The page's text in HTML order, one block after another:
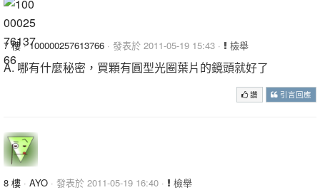
7 樓·100000257613766 · 發表於 2011-05-19 15:43 · 檢舉
A. 哪有什麼秘密，買顆有圓型光圈葉片的鏡頭就好了
讚 引言回應
8 樓 · AYO · 發表於 2011-05-19 16:40 · 檢舉